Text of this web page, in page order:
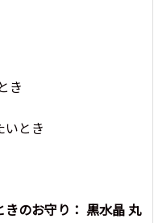
き
いとき
のお守り： 黒水晶 丸